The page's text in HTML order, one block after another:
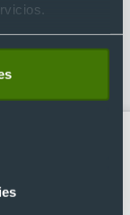
Gafas de
de